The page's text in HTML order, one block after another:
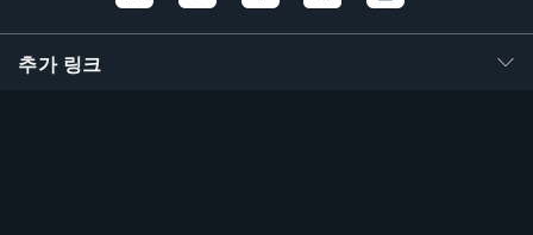
추가 링크